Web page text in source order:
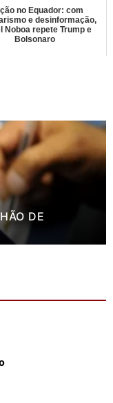
no Equador: com
e desinformação,
Noboa repete Trump e
Bolsonaro
DE